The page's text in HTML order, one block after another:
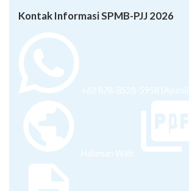
Kontak Informasi SPMB-PJJ 2026
+62 878-8528-5958 (Ayumi)
Halaman Web